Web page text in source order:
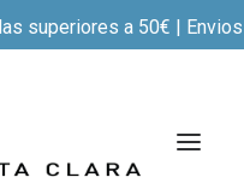
superiores a 50€ |